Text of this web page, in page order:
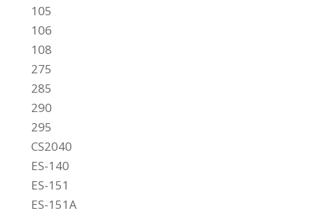
105
106
108
275
285
290
295
CS2040
ES-140
ES-151
ES-151A